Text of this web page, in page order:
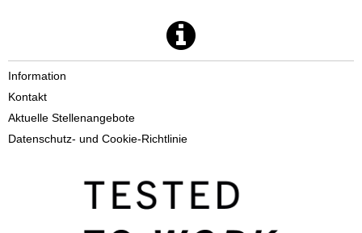
Information
Kontakt
Aktuelle Stellenangebote
Datenschutz- und Cookie-Richtlinie